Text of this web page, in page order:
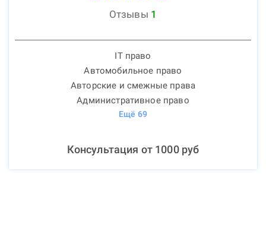
Отзывы 1
IT право
Автомобильное право
Авторские и смежные права
Административное право
Ещё 69
Консультация от 1000руб